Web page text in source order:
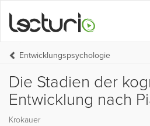
Entwicklungspsychologie
Die Stadien der
Entwicklung nach
Krokauer